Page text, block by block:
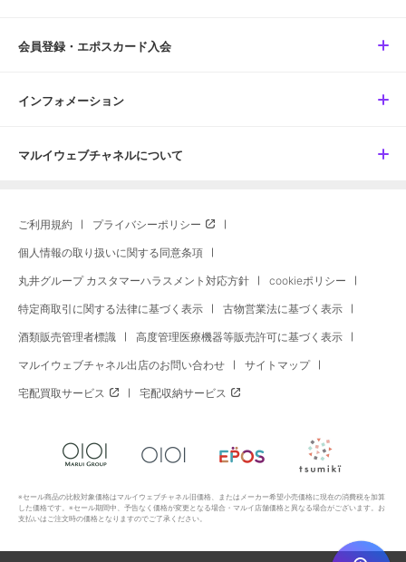
会員登録・エポスカード入会
インフォメーション
マルイウェブチャネルについて
ご利用規約 プライバシーポリシー
個人情報の取り扱いに関する同意条項
丸井グループ カスタマーハラスメント対応方針 cookieポリシー
特定商取引に関する法律に基づく表示 古物営業法に基づく表示
酒類販売管理者標識 高度管理医療機器等販売許可に基づく表示
マルイウェブチャネル出店のお問い合わせ サイトマップ
宅配買取サービス 宅配収納サービス
※セール商品の比較対象価格はマルイウェブチャネル旧価格、またはメーカー希望小売価格に現在の消費税を加算
した価格です。※セール期間中、予告なく価格が変更となる場合・マルイ店舗価格と異なる場合がございます。お
支払いはご注文時の価格となりますのでご了承ください。